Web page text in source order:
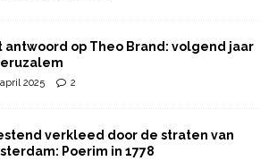
antwoord op Theo Brand: volgend jaar
2025 2
verkleed door de straten van
Poerim in 1778